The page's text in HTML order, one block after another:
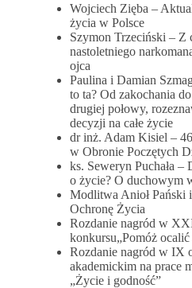
Wojciech Zięba –
życia w Polsce
Szymon Trzeciński – Z
nastoletniego
ojca
Paulina i Damian
to ta? Od zakochania
drugiej połowy,
decyzji na całe życie
dr inż. Adam Kisiel –
w Obronie Poczętych
ks. Seweryn Puchała
o życie? O duchowym
Modlitwa Anioł
Ochronę Życia
Rozdanie nagród w
konkursu„Pomóż
Rozdanie nagród w IX
akademickim na prace
„Życie i godność”